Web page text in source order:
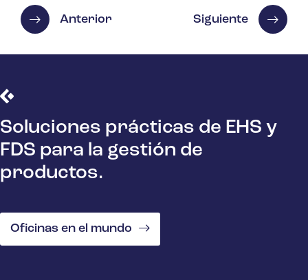
Anterior Siguiente
Soluciones prácticas de EHS y
FDS para la gestión de
productos.
Oficinas en el mundo